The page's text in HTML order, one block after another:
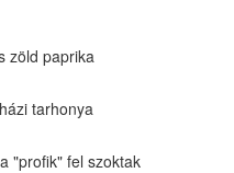
zöld paprika
tarhonya
"profik" fel szoktak